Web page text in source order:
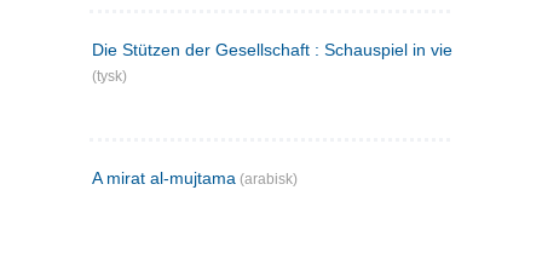
Die Stützen der Gesellschaft : Schauspiel in vier Aufzügen
(tysk)
A mirat al-mujtama (arabisk)